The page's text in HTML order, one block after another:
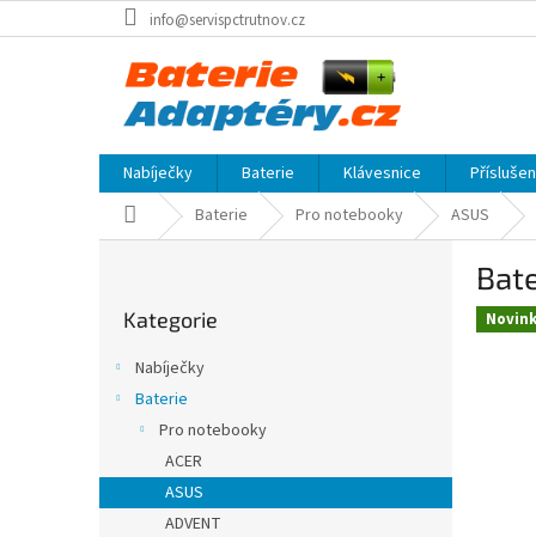
na
info@servispctrutnov.cz
Nabíječky Baterie Klávesnice
Domů Baterie Pro notebooky ASUS
a
kategorie
Kategorie
Nabíječky
Baterie
Pro notebooky
ACER
ASUS
ADVENT